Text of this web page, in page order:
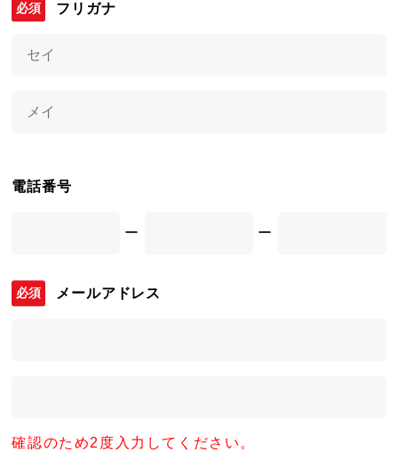
フリガナ
電話番号
ー ー
メールアドレス
確認のため2度入力してください。